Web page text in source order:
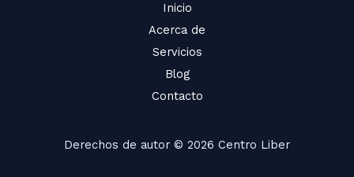
Inicio
Acerca de
Servicios
Blog
Contacto
Derechos de autor © 2026 Centro Liber